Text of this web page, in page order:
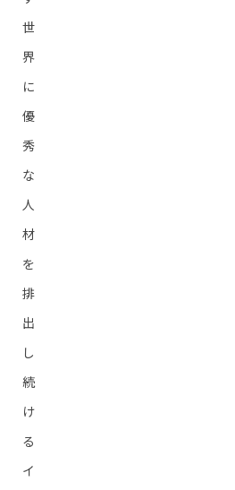
世
界
に
優
秀
な
人
材
を
排
出
し
続
け
る
イ